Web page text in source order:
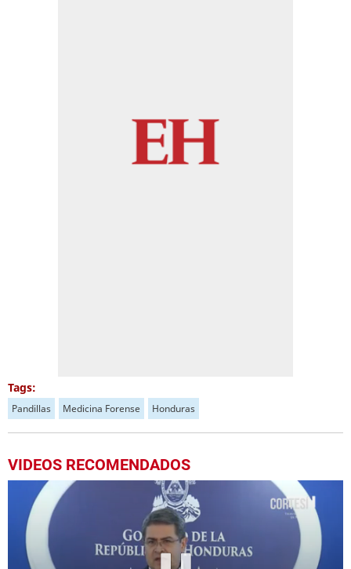
Tags:
Pandillas Medicina Forense Honduras
VIDEOS RECOMENDADOS